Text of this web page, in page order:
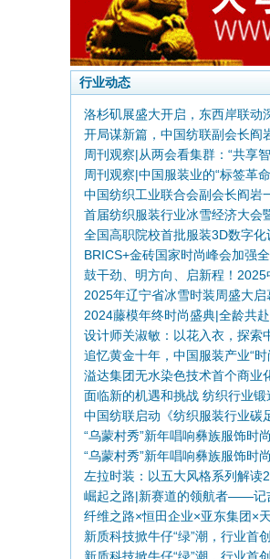
行业动态
洛杉矶展盛大开启，东西岸联动
开局谋新篇，中国纺联副会长阎
康”专题调研
周刊观察|从两会看集群：“共享
周刊观察|中国服装业的“标签革
中国纺织工业联合会副会长阎岩
首届纺织服装行业冰雪经济大会
周年庆祝大会圆满举行
全国高职院校首批服装3D数字
织服装周刊
BRICS+金砖国家时尚峰会加强
鼓干劲、明方向、启新程！
2025年辽宁省冰雪时装周盛大启
2024藤模年终时尚盛典|全龄共
设计师关淑敏：以花入衣，探索
装周刊
追忆黄金十年，中国服装产业“
溢达集团无水染色技术首个商业
刊
面临新的机遇和挑战 纺织行业
中国纺联启动《纺织服装行业碳
作
“乌蒙村秀”新年唱响彝族服饰时
“乌蒙村秀”新年唱响彝族服饰时
左拉时装：以五大风格系列解读
崛起之路|新赛道的领航者——记
张跃
纤维之路×恒田企业×亚东集团×
趋势对接交流活动走进江苏
新质科技掀牛仔“绿”潮，行业首